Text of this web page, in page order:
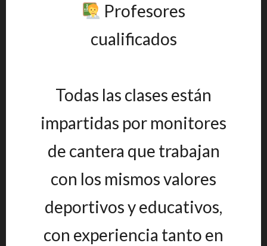
Profesores
cualificados
Todas las clases están
impartidas por monitores
de cantera que trabajan
con los mismos valores
deportivos y educativos,
con experiencia tanto en